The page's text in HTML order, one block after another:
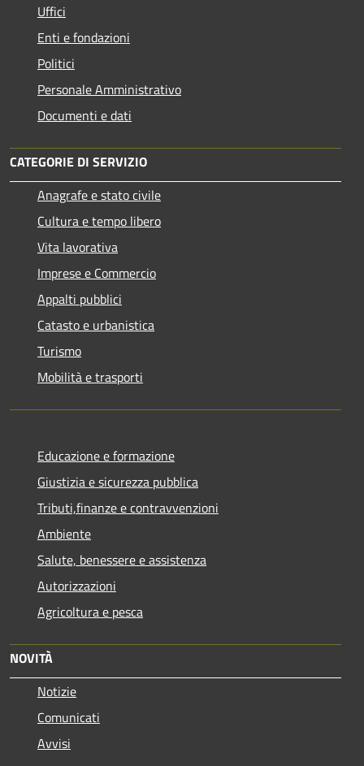
Uffici
Enti e fondazioni
Politici
Personale Amministrativo
Documenti e dati
CATEGORIE DI SERVIZIO
Anagrafe e stato civile
Cultura e tempo libero
Vita lavorativa
Imprese e Commercio
Appalti pubblici
Catasto e urbanistica
Turismo
Mobilità e trasporti
Educazione e formazione
Giustizia e sicurezza pubblica
Tributi,finanze e contravvenzioni
Ambiente
Salute, benessere e assistenza
Autorizzazioni
Agricoltura e pesca
NOVITÀ
Notizie
Comunicati
Avvisi